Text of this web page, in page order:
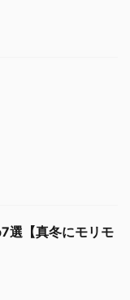
選【真冬にモリモ